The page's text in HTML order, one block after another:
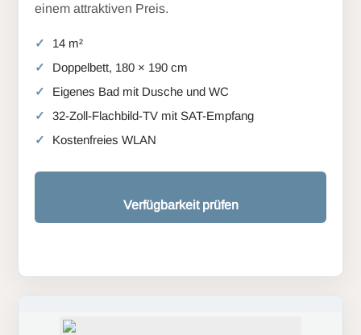
einem attraktiven Preis.
14 m²
Doppelbett, 180 × 190 cm
Eigenes Bad mit Dusche und WC
32-Zoll-Flachbild-TV mit SAT-Empfang
Kostenfreies WLAN
Verfügbarkeit prüfen